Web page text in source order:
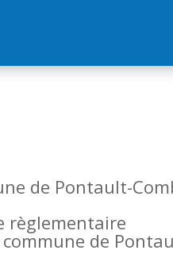
de Pontault-
règlementaire
de